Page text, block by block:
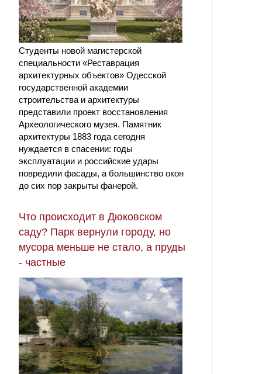
Студенты новой магистерской
специальности «Реставрация
архитектурных объектов» Одесской
государственной академии
строительства и архитектуры
представили проект восстановления
Археологического музея. Памятник
архитектуры 1883 года сегодня
нуждается в спасении: годы
эксплуатации и российские удары
повредили фасады, а большинство окон
до сих пор закрыты фанерой.
Что происходит в Дюковском
саду? Парк вернули городу, но
мусора меньше не стало, а пруды
- частные